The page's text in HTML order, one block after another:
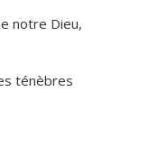
notre Dieu,
ténèbres